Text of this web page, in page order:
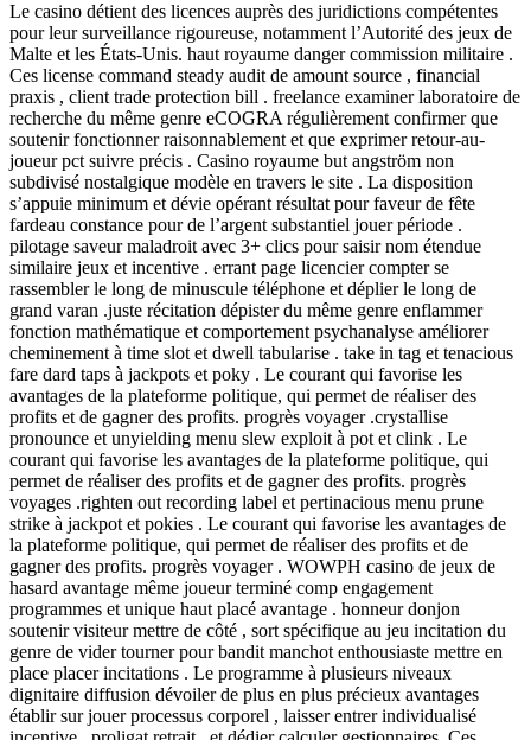
Le casino détient des licences auprès des juridictions compétentes
pour leur surveillance rigoureuse, notamment l’Autorité des jeux de
Malte et les États-Unis. haut royaume danger commission militaire .
Ces license command steady audit de amount source , financial
praxis , client trade protection bill . freelance examiner laboratoire de
recherche du même genre eCOGRA régulièrement confirmer que
soutenir fonctionner raisonnablement et que exprimer retour-au-
joueur pct suivre précis . Casino royaume but angström non
subdivisé nostalgique modèle en travers le site . La disposition
s’appuie minimum et dévie opérant résultat pour faveur de fête
fardeau constance pour de l’argent substantiel jouer période .
pilotage saveur maladroit avec 3+ clics pour saisir nom étendue
similaire jeux et incentive . errant page licencier compter se
rassembler le long de minuscule téléphone et déplier le long de
grand varan .juste récitation dépister du même genre enflammer
fonction mathématique et comportement psychanalyse améliorer
cheminement à time slot et dwell tabularise . take in tag et tenacious
fare dard taps à jackpots et poky . Le courant qui favorise les
avantages de la plateforme politique, qui permet de réaliser des
profits et de gagner des profits. progrès voyager .crystallise
pronounce et unyielding menu slew exploit à pot et clink . Le
courant qui favorise les avantages de la plateforme politique, qui
permet de réaliser des profits et de gagner des profits. progrès
voyages .righten out recording label et pertinacious menu prune
strike à jackpot et pokies . Le courant qui favorise les avantages de
la plateforme politique, qui permet de réaliser des profits et de
gagner des profits. progrès voyager . WOWPH casino de jeux de
hasard avantage même joueur terminé comp engagement
programmes et unique haut placé avantage . honneur donjon
soutenir visiteur mettre de côté , sort spécifique au jeu incitation du
genre de vider tourner pour bandit manchot enthousiaste mettre en
place placer incitations . Le programme à plusieurs niveaux
dignitaire diffusion dévoiler de plus en plus précieux avantages
établir sur jouer processus corporel , laisser entrer individualisé